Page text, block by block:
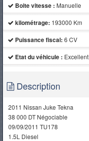
Boite vitesse : Manuelle
kilométrage: 193000 Km
Puissance fiscal: 6 CV
Etat du véhicule : Excellent
Description
2011 Nissan Juke Tekna
38 000 DT Négociable
09/09/2011 TU178
1.5L Diesel